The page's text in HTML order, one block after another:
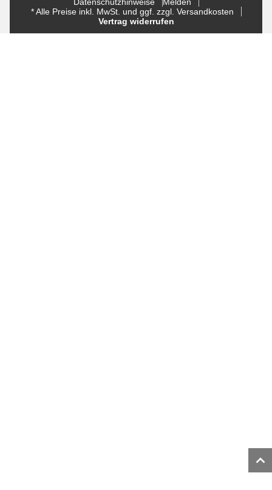
* Alle Preise inkl. MwSt. und ggf. zzgl. Versandkosten
Vertrag widerrufen